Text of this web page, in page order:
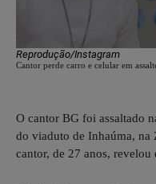
Reprodução/Instagram
Cantor perde carro e celular em
O cantor BG foi assaltado
do viaduto de Inhaúma, na
cantor, de 27 anos,